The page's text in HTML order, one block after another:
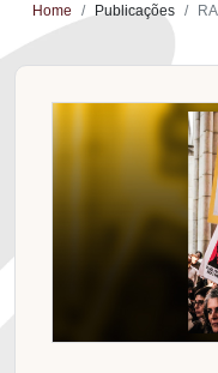
Home Publicações